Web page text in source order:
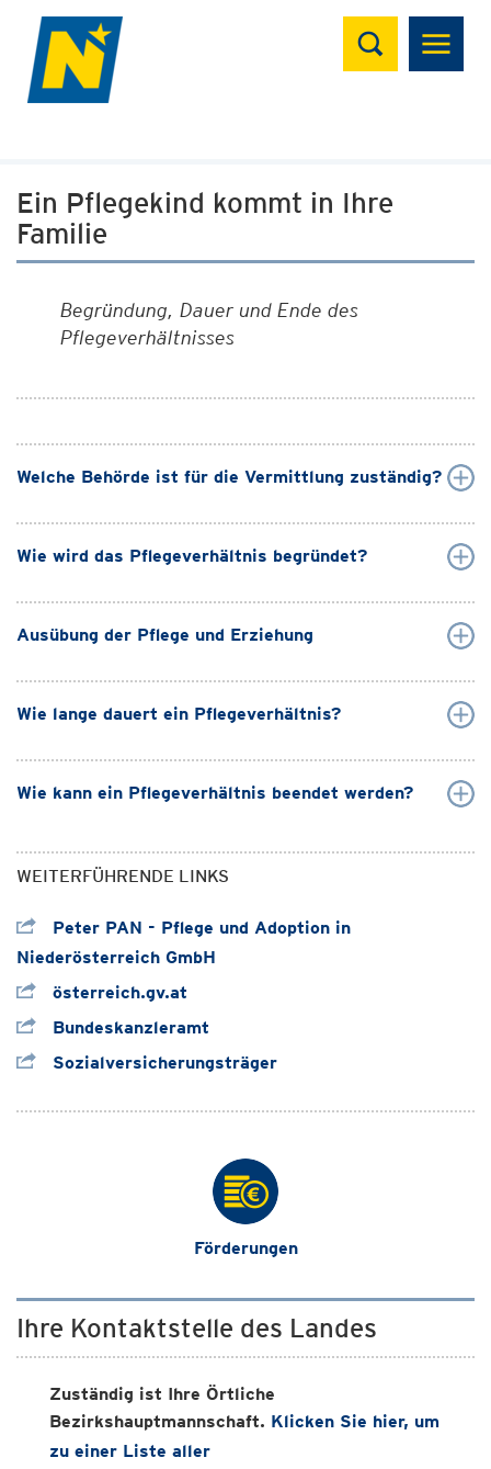
Suchen
Ein Pflegekind kommt in Ihre
Familie
Begründung, Dauer und Ende des
Pflegeverhältnisses
Welche Behörde ist für die Vermittlung zuständig?
Wie wird das Pflegeverhältnis begründet?
Ausübung der Pflege und Erziehung
Wie lange dauert ein Pflegeverhältnis?
Wie kann ein Pflegeverhältnis beendet werden?
WEITERFÜHRENDE LINKS
Peter PAN - Pflege und Adoption in
Niederösterreich GmbH
österreich.gv.at
Bundeskanzleramt
Sozialversicherungsträger
Förderungen
Ihre Kontaktstelle des Landes
Zuständig ist Ihre Örtliche
Bezirkshauptmannschaft. Klicken Sie hier, um
zu einer Liste aller